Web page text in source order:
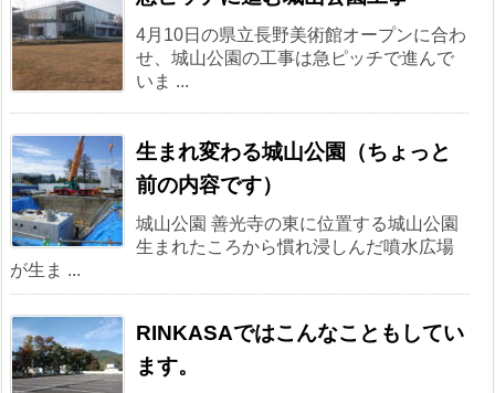
4月10日の県立長野美術館オープンに合わ
せ、城山公園の工事は急ピッチで進んで
いま ...
生まれ変わる城山公園（ちょっと
前の内容です）
城山公園 善光寺の東に位置する城山公園
生まれたころから慣れ浸しんだ噴水広場
が生ま ...
RINKASAではこんなこともしてい
ます。